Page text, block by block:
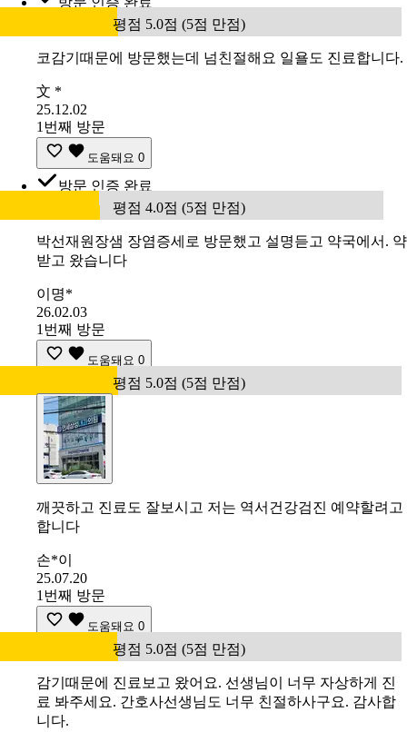
평점 5.0점 (5점 만점)
코감기때문에 방문했는데 넘친절해요 일욜도 진료합니다.
文 *
25.12.02
1번째 방문
도움돼요 0
방문 인증 완료
평점 4.0점 (5점 만점)
박선재원장샘 장염증세로 방문했고 설명듣고 약국에서. 약
받고 왔습니다
이명*
26.02.03
1번째 방문
도움돼요 0
평점 5.0점 (5점 만점)
깨끗하고 진료도 잘보시고 저는 역서건강검진 예약할려고
합니다
손*이
25.07.20
1번째 방문
도움돼요 0
평점 5.0점 (5점 만점)
감기때문에 진료보고 왔어요. 선생님이 너무 자상하게 진
료 봐주세요. 간호사선생님도 너무 친절하사구요. 감사합
니다.